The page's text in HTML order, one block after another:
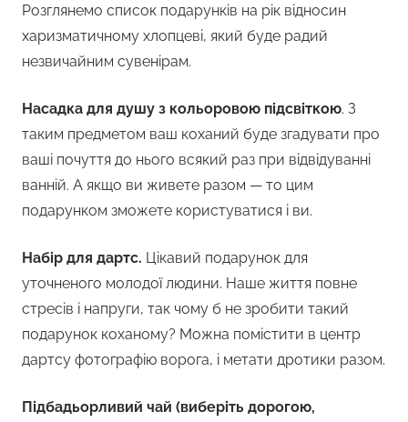
Розглянемо список подарунків на рік відносин
харизматичному хлопцеві, який буде радий
незвичайним сувенірам.
Насадка для душу з кольоровою підсвіткою. З
таким предметом ваш коханий буде згадувати про
ваші почуття до нього всякий раз при відвідуванні
ванній. А якщо ви живете разом — то цим
подарунком зможете користуватися і ви.
Набір для дартс. Цікавий подарунок для
уточненого молодої людини. Наше життя повне
стресів і напруги, так чому б не зробити такий
подарунок коханому? Можна помістити в центр
дартсу фотографію ворога, і метати дротики разом.
Підбадьорливий чай (виберіть дорогою,